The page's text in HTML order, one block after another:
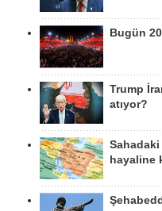
Bugün
Trump
atıyor?
Sahadaki
hayaline